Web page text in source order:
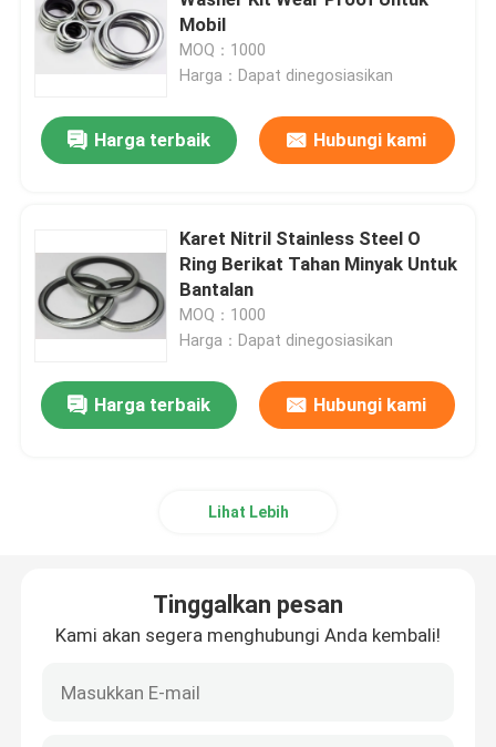
Cincin NBR O
Cincin FKM O
Cincin O silikon
EPDM O Rings
Segel Walform
Cincin O Dilapisi
CINCIN CADANGAN
Mobil
MOQ：1000
Harga：Dapat dinegosiasikan
Harga terbaik Hubungi kami
Karet Nitril Stainless Steel O
Ring Berikat Tahan Minyak Untuk
Bantalan
MOQ：1000
Harga：Dapat dinegosiasikan
Harga terbaik Hubungi kami
Lihat Lebih
Tinggalkan pesan
Kami akan segera menghubungi Anda kembali!